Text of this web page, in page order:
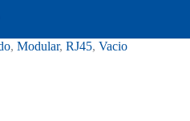
, Modular, RJ45, Vacio